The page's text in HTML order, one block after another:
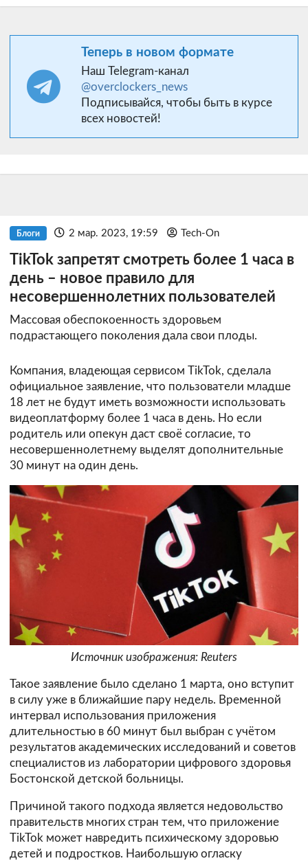
Теперь в новом формате
Наш Telegram-канал
@overclockers_news
Подписывайся, чтобы быть в курсе
всех новостей!
Блоги 2 мар. 2023, 19:59 Tech-On
TikTok запретят смотреть более 1 часа в
день – новое правило для
несовершеннолетних пользователей
Массовая обеспокоенность здоровьем
подрастающего поколения дала свои плоды.
Компания, владеющая сервисом TikTok, сделала
официальное заявление, что пользователи младше
18 лет не будут иметь возможности использовать
видеоплатформу более 1 часа в день. Но если
родитель или опекун даст своё согласие, то
несовершеннолетнему выделят дополнительные
30 минут на один день.
Источник изображения: Reuters
Такое заявление было сделано 1 марта, оно вступит
в силу уже в ближайшие пару недель. Временной
интервал использования приложения
длительностью в 60 минут был выбран с учётом
результатов академических исследований и советов
специалистов из лаборатории цифрового здоровья
Бостонской детской больницы.
Причиной такого подхода является недовольство
правительств многих стран тем, что приложение
TikTok может навредить психическому здоровью
детей и подростков. Наибольшую огласку